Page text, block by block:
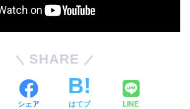
SHARE
シェア はてブ LINE